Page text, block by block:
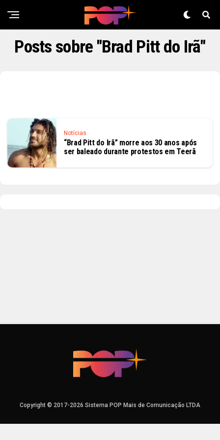
Posts sobre "Brad Pitt do Irã"
Notícias
“Brad Pitt do Irã” morre aos 30 anos após
ser baleado durante protestos em Teerã
Copyright © 2017-2026 Sistema POP Mais de Comunicação LTDA